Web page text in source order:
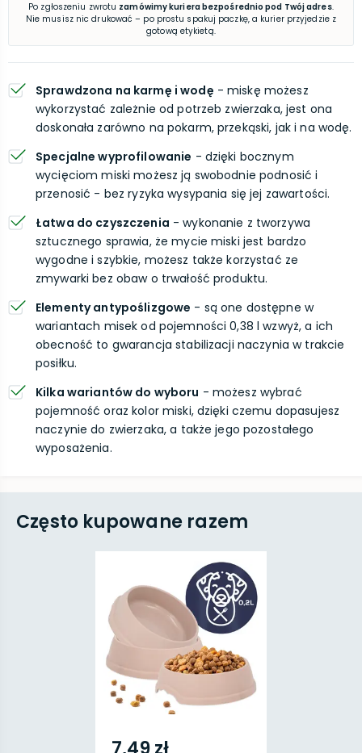
Po zgłoszeniu zwrotu zamówimy kuriera bezpośrednio pod Twój adres.
Nie musisz nic drukować – po prostu spakuj paczkę, a kurier przyjedzie z
gotową etykietą.
Sprawdzona na karmę i wodę - miskę możesz
wykorzystać zależnie od potrzeb zwierzaka, jest ona
doskonała zarówno na pokarm, przekąski, jak i na wodę.
Specjalne wyprofilowanie - dzięki bocznym
wycięciom miski możesz ją swobodnie podnosić i
przenosić - bez ryzyka wysypania się jej zawartości.
Łatwa do czyszczenia - wykonanie z tworzywa
sztucznego sprawia, że mycie miski jest bardzo
wygodne i szybkie, możesz także korzystać ze
zmywarki bez obaw o trwałość produktu.
Elementy antypoślizgowe - są one dostępne w
wariantach misek od pojemności 0,38 l wzwyż, a ich
obecność to gwarancja stabilizacji naczynia w trakcie
posiłku.
Kilka wariantów do wyboru - możesz wybrać
pojemność oraz kolor miski, dzięki czemu dopasujesz
naczynie do zwierzaka, a także jego pozostałego
wyposażenia.
Często kupowane razem